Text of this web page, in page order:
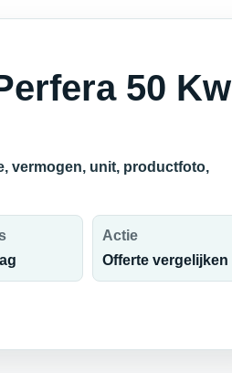
50 Kw
vermogen, unit, productfoto,
Actie
Offerte vergelijken